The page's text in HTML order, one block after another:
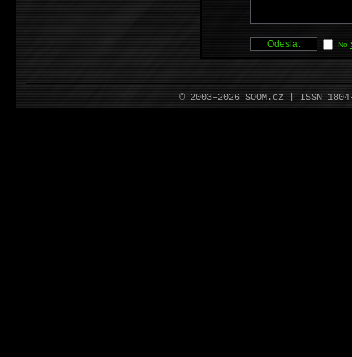
No
© 2003–2026 SOOM.cz | ISSN